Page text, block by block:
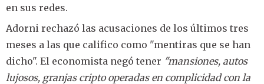
en sus redes.
Adorni rechazó las acusaciones de los últimos tres
meses a las que califico como "mentiras que se han
dicho". El economista negó tener "mansiones, autos
lujosos, granjas cripto operadas en complicidad con la